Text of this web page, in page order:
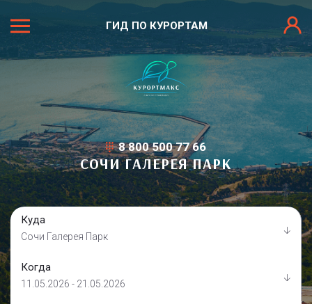
ГИД ПО КУРОРТАМ
8 800 500 77 66
СОЧИ ГАЛЕРЕЯ ПАРК
Куда
Сочи Галерея Парк
Когда
11.05.2026 - 21.05.2026